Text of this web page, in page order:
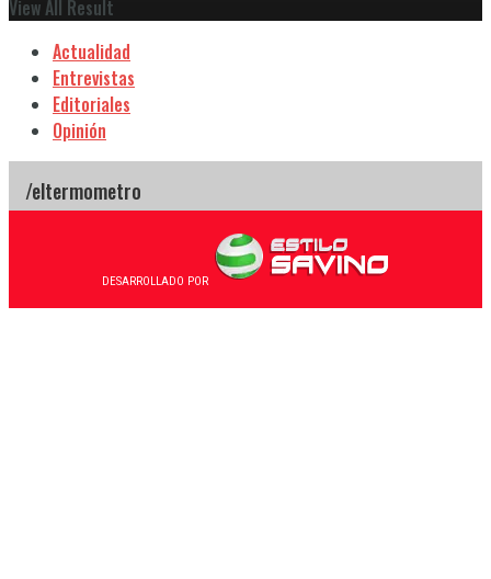
View All Result
Actualidad
Entrevistas
Editoriales
Opinión
DESARROLLADO POR